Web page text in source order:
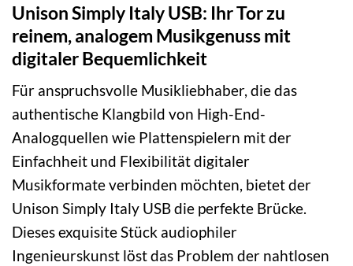
Unison Simply Italy USB: Ihr Tor zu
reinem, analogem Musikgenuss mit
digitaler Bequemlichkeit
Für anspruchsvolle Musikliebhaber, die das
authentische Klangbild von High-End-
Analogquellen wie Plattenspielern mit der
Einfachheit und Flexibilität digitaler
Musikformate verbinden möchten, bietet der
Unison Simply Italy USB die perfekte Brücke.
Dieses exquisite Stück audiophiler
Ingenieurskunst löst das Problem der nahtlosen